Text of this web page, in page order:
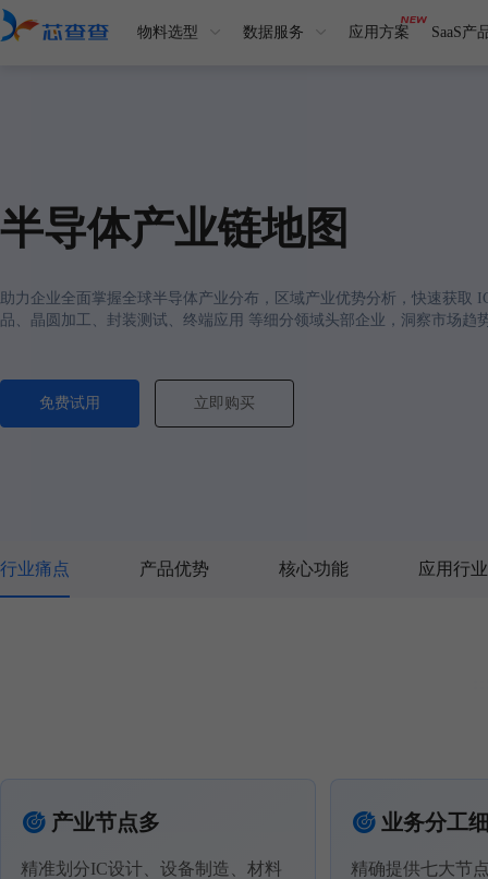
物料选型 数据服务 应用方案 SaaS产
半导体产业链地图
助力企业全面掌握全球半导体产业分布，区域产业优势分析，快速获取
品、晶圆加工、封装测试、终端应用 等细分领域头部企业，洞察市场趋
免费试用 立即购买
行业痛点 产品优势 核心功能 应用行业
产业节点多
精准划分IC设计、设备制造、材料
业务分工
精确提供七大节